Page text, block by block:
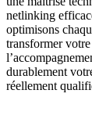
netlinking
optimisons
transformer
durablement
réellement